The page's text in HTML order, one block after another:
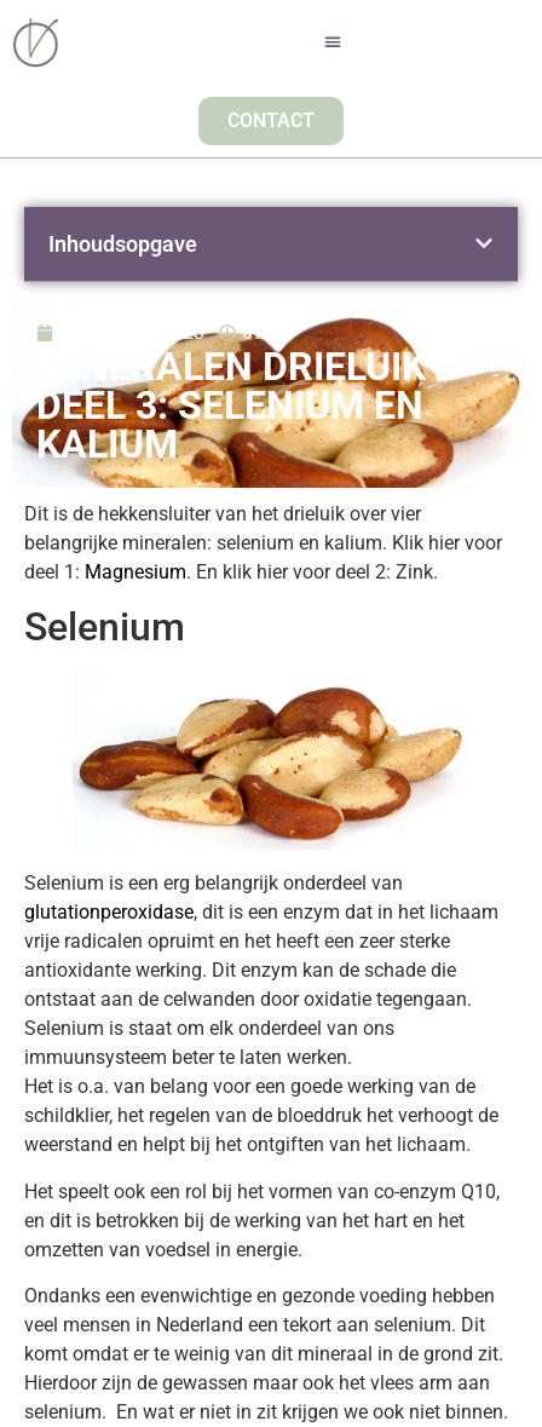
CONTACT
februari 13, 2023 09:00
MINERALEN DRIELUIK
DEEL 3: SELENIUM EN
KALIUM
Dit is de hekkensluiter van het drieluik over vier
belangrijke mineralen: selenium en kalium. Klik hier voor
deel 1: Magnesium. En klik hier voor deel 2: Zink.
Selenium
Selenium is een erg belangrijk onderdeel van
glutationperoxidase, dit is een enzym dat in het lichaam
vrije radicalen opruimt en het heeft een zeer sterke
antioxidante werking. Dit enzym kan de schade die
ontstaat aan de celwanden door oxidatie tegengaan.
Selenium is staat om elk onderdeel van ons
immuunsysteem beter te laten werken.
Het is o.a. van belang voor een goede werking van de
schildklier, het regelen van de bloeddruk het verhoogt de
weerstand en helpt bij het ontgiften van het lichaam.
Het speelt ook een rol bij het vormen van co-enzym Q10,
en dit is betrokken bij de werking van het hart en het
omzetten van voedsel in energie.
Ondanks een evenwichtige en gezonde voeding hebben
veel mensen in Nederland een tekort aan selenium. Dit
komt omdat er te weinig van dit mineraal in de grond zit.
Hierdoor zijn de gewassen maar ook het vlees arm aan
selenium. En wat er niet in zit krijgen we ook niet binnen.
Inhoudsopgave